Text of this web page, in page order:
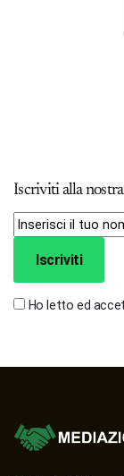
Iscriviti alla
Iscriviti
Ho letto ed